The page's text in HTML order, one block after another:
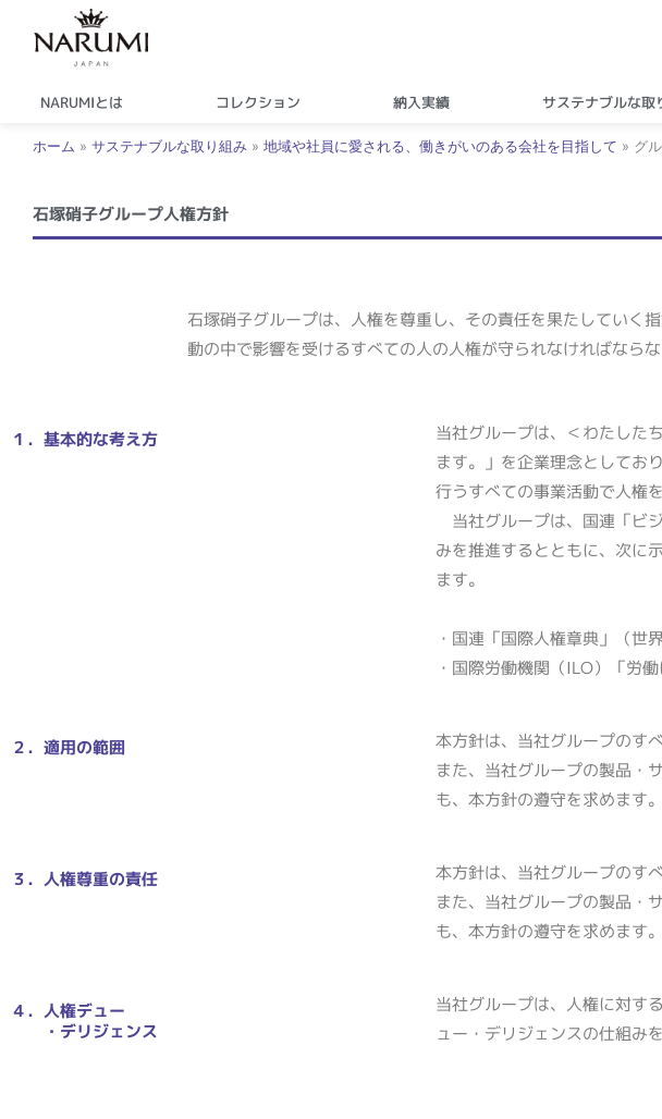
NARUMIとは コレクション 納入実績 サステナブルな取
ホーム » サステナブルな取り組み » 地域や社員に愛される、働きがいのある会社を目指して » グ
石塚硝子グループ人権方針
石塚硝子グループは、人権を尊重し、その責任を果たしていく
動の中で影響を受けるすべての人の人権が守られなければなら
１．基本的な考え方
当社グループは、＜わたした
ます。」を企業理念としてお
行うすべての事業活動で人権
当社グループは、国連「ビ
みを推進するとともに、次に
ます。
・国連「国際人権章典」（
・国際労働機関（ILO）「労
２．適用の範囲
本方針は、当社グループのす
また、当社グループの製品・
も、本方針の遵守を求めます。
３．人権尊重の責任
本方針は、当社グループのす
また、当社グループの製品・
も、本方針の遵守を求めます。
４．人権デュー
・デリジェンス
当社グループは、人権に対す
ュー・デリジェンスの仕組み